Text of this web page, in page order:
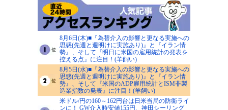
8月6日(木)■『為替介入の影響と更なる実施への
思惑(先週と週明けに実施あり)』と『イラン情
勢』、そして『明日に米国の雇用統計の発表を
控える点』に注目！(羊飼い)
8月5日(水)■『為替介入の影響と更なる実施への
思惑(先週と週明けに実施あり)』と『イラン情
勢』、そして『米国のADP雇用統計とISM非製
造業指数の発表』に注目！(羊飼い)
米ドル/円の160～162円台は日米当局の防衛ライ
ンに！ GW介入時安値155円、神田シーリング